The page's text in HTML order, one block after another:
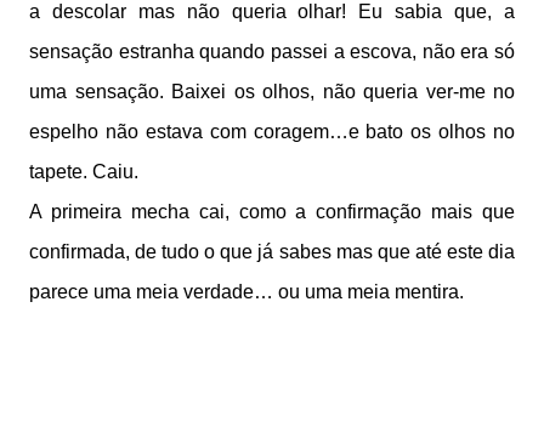
a descolar mas não queria olhar! Eu sabia que, a
sensação estranha quando passei a escova, não era só
uma sensação. Baixei os olhos, não queria ver-me no
espelho não estava com coragem…e bato os olhos no
tapete. Caiu.
A primeira mecha cai, como a confirmação mais que
confirmada, de tudo o que já sabes mas que até este dia
parece uma meia verdade… ou uma meia mentira.